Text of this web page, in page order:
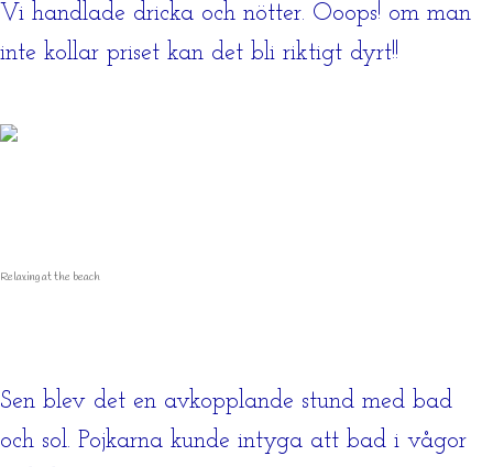
Vi handlade dricka och nötter. Ooops! om man
inte kollar priset kan det bli riktigt dyrt!!
Relaxing at the beach
Sen blev det en avkopplande stund med bad
och sol. Pojkarna kunde intyga att bad i vågor